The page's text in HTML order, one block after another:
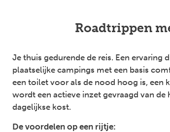
Roadtrippen
Je thuis gedurende de reis. Een
plaatselijke campings met een basis
een toilet voor als de nood hoog is, een
wordt een actieve inzet gevraagd van
dagelijkse kost.
De voordelen op een rijtje: